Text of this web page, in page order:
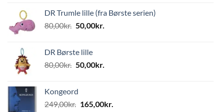
var:
499,00kr..
er:
DR Trumle lille (fra Børste serien)
80,00kr. Den
var:
80,00kr..
50,00kr.
50,00kr..
DR Børste lille
80,00kr. Den
var:
80,00kr..
50,00kr.
50,00kr..
Kongeord
249,00kr. Den
165,00kr.